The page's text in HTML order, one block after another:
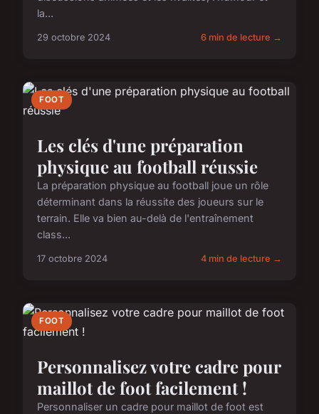
la...
29 octobre 2024 6 min de lecture →
FOOT
Les clés d'une préparation
physique au football réussie
La préparation physique au football joue un rôle
déterminant dans la réussite des joueurs sur le
terrain. Elle va bien au-delà de l'entraînement
class...
17 octobre 2024 4 min de lecture →
FOOT
Personnalisez votre cadre pour
maillot de foot facilement !
Personnaliser un cadre pour maillot de foot est